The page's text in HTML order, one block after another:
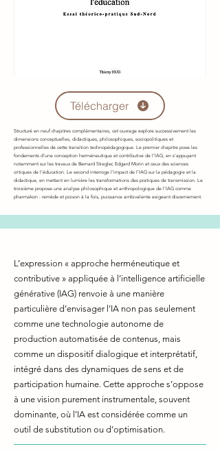
Télécharger
Structuré en neuf chapitres complémentaires, cet ouvrage explore successivement les
dimensions conceptuelles, didactiques, philosophiques, sociopolitiques et
professionnelles de cette transition technopédagogique. Le premier chapitre pose les
fondements d’une conception herméneutique et contributive de l’IAG, en s’appuyant
notamment sur les travaux de Bernard Stiegler, Edgard Morin et ceux des sciences
critiques de l’éducation. Le second interroge l’impact de l’IAG sur la pédagogie et la
didactique, en mettant en lumière les transformations des pratiques de transmission. Le
troisième propose une analyse philosophique et anthropologique de l’IAG comme
pharmakon : remède et poison à la fois, puissance ambivalente exigeant discernement.
L’expression « approche herméneutique et
contributive » appliquée à l’intelligence artificielle
générative (IAG) renvoie à une manière
particulière d’envisager l’IA non pas seulement
comme une technologie autonome de
production automatisée de contenus, mais
comme un dispositif dialogique et interprétatif,
intégré dans des dynamiques de sens et de
participation humaine. Cette approche s’oppose
à une vision purement instrumentale, souvent
dominante, où l’IA est considérée comme un
outil de substitution ou d’optimisation.